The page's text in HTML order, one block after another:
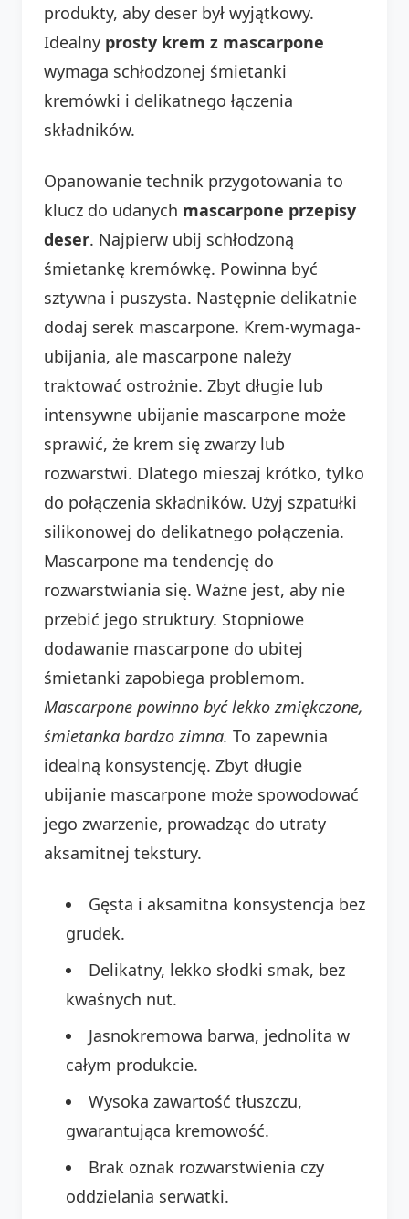
produkty, aby deser był wyjątkowy.
Idealny prosty krem z mascarpone
wymaga schłodzonej śmietanki
kremówki i delikatnego łączenia
składników.
Opanowanie technik przygotowania to
klucz do udanych mascarpone przepisy
deser. Najpierw ubij schłodzoną
śmietankę kremówkę. Powinna być
sztywna i puszysta. Następnie delikatnie
dodaj serek mascarpone. Krem-wymaga-
ubijania, ale mascarpone należy
traktować ostrożnie. Zbyt długie lub
intensywne ubijanie mascarpone może
sprawić, że krem się zwarzy lub
rozwarstwi. Dlatego mieszaj krótko, tylko
do połączenia składników. Użyj szpatułki
silikonowej do delikatnego połączenia.
Mascarpone ma tendencję do
rozwarstwiania się. Ważne jest, aby nie
przebić jego struktury. Stopniowe
dodawanie mascarpone do ubitej
śmietanki zapobiega problemom.
Mascarpone powinno być lekko zmiękczone,
śmietanka bardzo zimna. To zapewnia
idealną konsystencję. Zbyt długie
ubijanie mascarpone może spowodować
jego zwarzenie, prowadząc do utraty
aksamitnej tekstury.
Gęsta i aksamitna konsystencja bez
grudek.
Delikatny, lekko słodki smak, bez
kwaśnych nut.
Jasnokremowa barwa, jednolita w
całym produkcie.
Wysoka zawartość tłuszczu,
gwarantująca kremowość.
Brak oznak rozwarstwienia czy
oddzielania serwatki.